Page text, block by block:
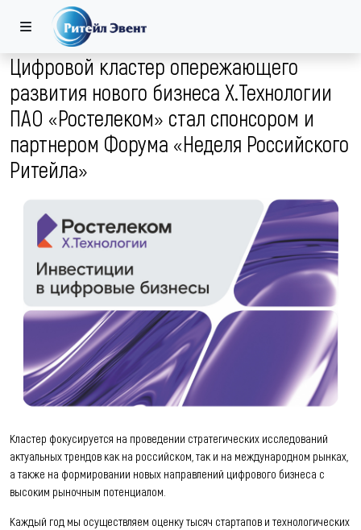
Цифровой кластер опережающего
развития нового бизнеса Х.Технологии
ПАО «Ростелеком» стал спонсором и
партнером Форума «Неделя Российского
Ритейла»
Кластер фокусируется на проведении стратегических исследований
актуальных трендов как на российском, так и на международном рынках,
а также на формировании новых направлений цифрового бизнеса с
высоким рыночным потенциалом.
Каждый год мы осуществляем оценку тысяч стартапов и технологических